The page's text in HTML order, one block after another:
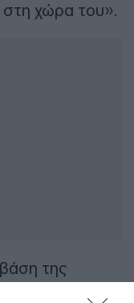
στη χώρα του».
της